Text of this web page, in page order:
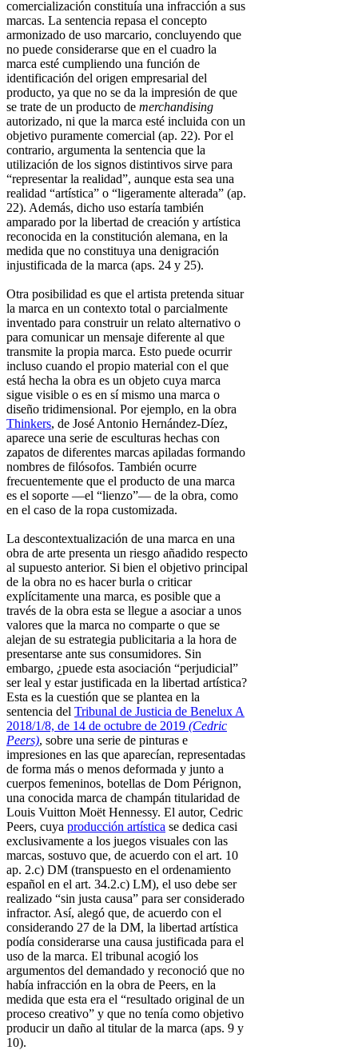
comercialización constituía una infracción a sus
marcas. La sentencia repasa el concepto
armonizado de uso marcario, concluyendo que
no puede considerarse que en el cuadro la
marca esté cumpliendo una función de
identificación del origen empresarial del
producto, ya que no se da la impresión de que
se trate de un producto de merchandising
autorizado, ni que la marca esté incluida con un
objetivo puramente comercial (ap. 22). Por el
contrario, argumenta la sentencia que la
utilización de los signos distintivos sirve para
“representar la realidad”, aunque esta sea una
realidad “artística” o “ligeramente alterada” (ap.
22). Además, dicho uso estaría también
amparado por la libertad de creación y artística
reconocida en la constitución alemana, en la
medida que no constituya una denigración
injustificada de la marca (aps. 24 y 25).
Otra posibilidad es que el artista pretenda situar
la marca en un contexto total o parcialmente
inventado para construir un relato alternativo o
para comunicar un mensaje diferente al que
transmite la propia marca. Esto puede ocurrir
incluso cuando el propio material con el que
está hecha la obra es un objeto cuya marca
sigue visible o es en sí mismo una marca o
diseño tridimensional. Por ejemplo, en la obra
Thinkers, de José Antonio Hernández-Díez,
aparece una serie de esculturas hechas con
zapatos de diferentes marcas apiladas formando
nombres de filósofos. También ocurre
frecuentemente que el producto de una marca
es el soporte —el “lienzo”— de la obra, como
en el caso de la ropa customizada.
La descontextualización de una marca en una
obra de arte presenta un riesgo añadido respecto
al supuesto anterior. Si bien el objetivo principal
de la obra no es hacer burla o criticar
explícitamente una marca, es posible que a
través de la obra esta se llegue a asociar a unos
valores que la marca no comparte o que se
alejan de su estrategia publicitaria a la hora de
presentarse ante sus consumidores. Sin
embargo, ¿puede esta asociación “perjudicial”
ser leal y estar justificada en la libertad artística?
Esta es la cuestión que se plantea en la
sentencia del Tribunal de Justicia de Benelux A
2018/1/8, de 14 de octubre de 2019 (Cedric
Peers), sobre una serie de pinturas e
impresiones en las que aparecían, representadas
de forma más o menos deformada y junto a
cuerpos femeninos, botellas de Dom Pérignon,
una conocida marca de champán titularidad de
Louis Vuitton Moët Hennessy. El autor, Cedric
Peers, cuya producción artística se dedica casi
exclusivamente a los juegos visuales con las
marcas, sostuvo que, de acuerdo con el art. 10
ap. 2.c) DM (transpuesto en el ordenamiento
español en el art. 34.2.c) LM), el uso debe ser
realizado “sin justa causa” para ser considerado
infractor. Así, alegó que, de acuerdo con el
considerando 27 de la DM, la libertad artística
podía considerarse una causa justificada para el
uso de la marca. El tribunal acogió los
argumentos del demandado y reconoció que no
había infracción en la obra de Peers, en la
medida que esta era el “resultado original de un
proceso creativo” y que no tenía como objetivo
producir un daño al titular de la marca (aps. 9 y
10).